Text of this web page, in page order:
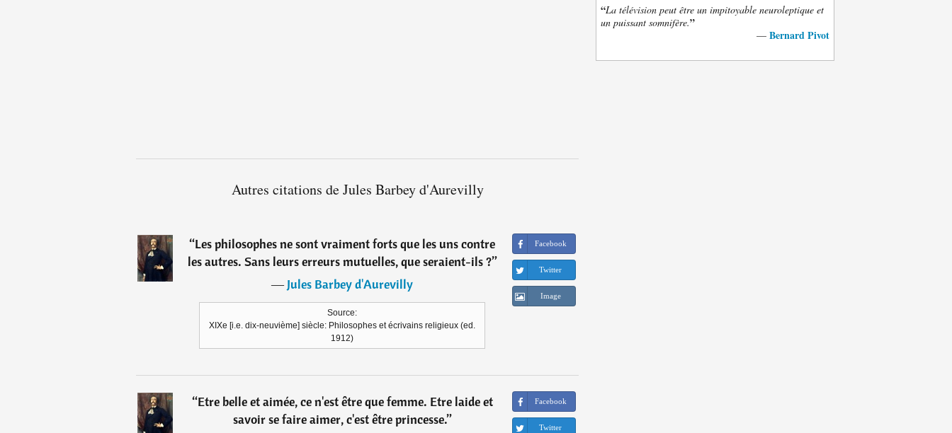
Autres citations de Jules Barbey d'Aurevilly
“Les philosophes ne sont vraiment forts que les uns contre
les autres. Sans leurs erreurs mutuelles, que seraient-ils ?”
―Jules Barbey d'Aurevilly
Source:
XIXe [i.e. dix-neuvième] siècle: Philosophes et écrivains religieux (ed.
1912)
Facebook
Twitter
Image
“Etre belle et aimée, ce n'est être que femme. Etre laide et
savoir se faire aimer, c'est être princesse.”
Facebook
Twitter
“La télévision peut être un impitoyable neuroleptique et
un puissant somnifère.”
— Bernard Pivot